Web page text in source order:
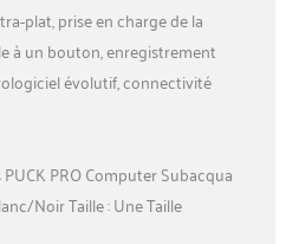
plat, prise en charge de la
à un bouton, enregistrement
évolutif, connectivité
PRO Computer Subacqua
Noir Taille : Une Taille